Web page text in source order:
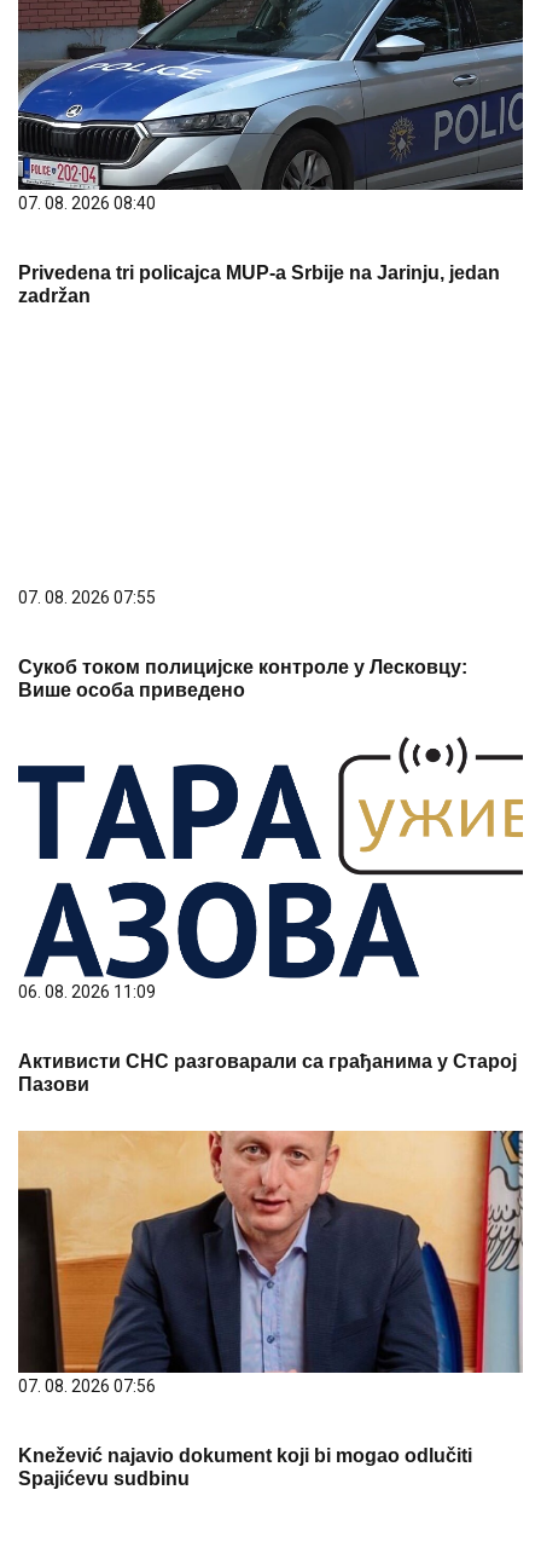
07. 08. 2026 08:40
Privedena tri policajca MUP-a Srbije na Jarinju, jedan
zadržan
07. 08. 2026 07:55
Сукоб током полицијске контроле у Лесковцу:
Више особа приведено
06. 08. 2026 11:09
Активисти СНС разговарали са грађанима у Старој
Пазови
07. 08. 2026 07:56
Knežević najavio dokument koji bi mogao odlučiti
Spajićevu sudbinu